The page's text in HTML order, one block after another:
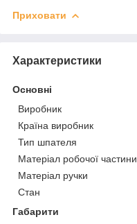
Приховати
Характеристики
Основні
Виробник
Країна виробник
Тип шпателя
Матеріал робочої частини
Матеріал ручки
Стан
Габарити